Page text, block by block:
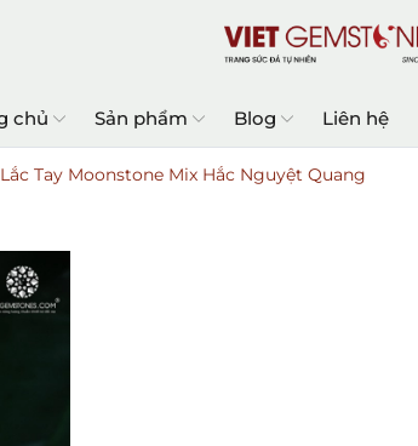
chủ Sản phẩm Blog Liên hệ
Lắc Tay Moonstone Mix Hắc Nguyệt Quang